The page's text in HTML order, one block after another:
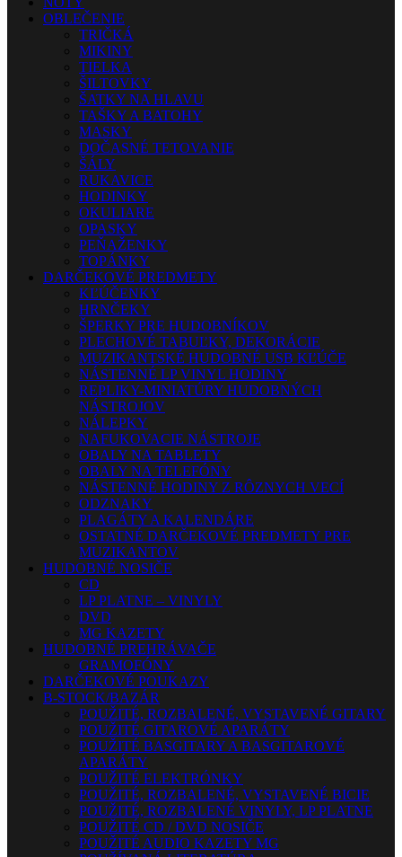
OBLEČENIE
TRIČKÁ
MIKINY
TIELKA
ŠILTOVKY
ŠATKY NA HLAVU
TAŠKY A BATOHY
MASKY
DOČASNÉ TETOVANIE
ŠÁLY
RUKAVICE
HODINKY
OKULIARE
OPASKY
PEŇAŽENKY
TOPÁNKY
DARČEKOVÉ PREDMETY
KĽÚČENKY
HRNČEKY
ŠPERKY PRE HUDOBNÍKOV
PLECHOVÉ TABUĽKY, DEKORÁCIE
MUZIKANTSKÉ HUDOBNÉ USB KĽÚČE
NÁSTENNÉ LP VINYL HODINY
REPLIKY-MINIATÚRY HUDOBNÝCH
NÁSTROJOV
NÁLEPKY
NAFUKOVACIE NÁSTROJE
OBALY NA TABLETY
OBALY NA TELEFÓNY
NÁSTENNÉ HODINY Z RÔZNYCH VECÍ
ODZNAKY
PLAGÁTY A KALENDÁRE
OSTATNÉ DARČEKOVÉ PREDMETY PRE
MUZIKANTOV
HUDOBNÉ NOSIČE
CD
LP PLATNE – VINYLY
DVD
MG KAZETY
HUDOBNÉ PREHRÁVAČE
GRAMOFÓNY
DARČEKOVÉ POUKAZY
B-STOCK/BAZÁR
POUŽITÉ, ROZBALENÉ, VYSTAVENÉ GITARY
POUŽITÉ GITAROVÉ APARÁTY
POUŽITÉ BASGITARY A BASGITAROVÉ
APARÁTY
POUŽITÉ ELEKTRÓNKY
POUŽITÉ, ROZBALENÉ, VYSTAVENÉ BICIE
POUŽITÉ, ROZBALENÉ VINYLY, LP PLATNE
POUŽITÉ CD / DVD NOSIČE
POUŽITÉ AUDIO KAZETY MG